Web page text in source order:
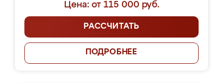
Цена: от 115 000 руб.
РАССЧИТАТЬ
ПОДРОБНЕЕ